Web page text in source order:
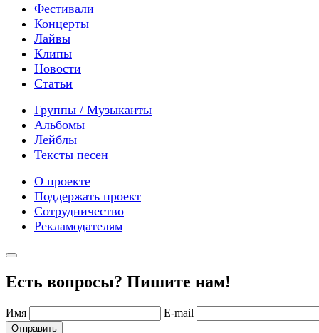
Фестивали
Концерты
Лайвы
Клипы
Новости
Статьи
Группы / Музыканты
Альбомы
Лейблы
Тексты песен
О проекте
Поддержать проект
Сотрудничество
Рекламодателям
Есть вопросы? Пишите нам!
Имя E-mail